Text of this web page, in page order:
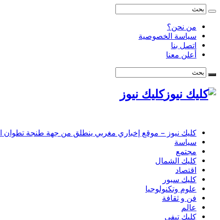
من نحن؟
سياسة الخصوصية
اتصل بنا
أعلن معنا
كليك نيوز
كليك نيوز – موقع إخباري مغربي ينطلق من جهة طنجة تطوان
سياسة
مجتمع
كليك الشمال
اقتصاد
كليك سبور
علوم وتكنولوجيا
فن و ثقافة
عالم
كليك تيفي